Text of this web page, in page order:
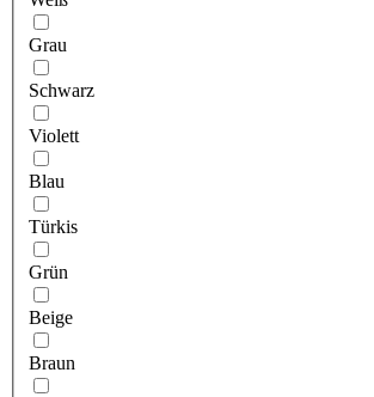
Grau
Schwarz
Violett
Blau
Türkis
Grün
Beige
Braun